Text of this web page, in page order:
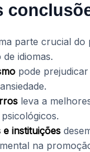
parte crucial do
idiomas.
pode
leva a
instituições
na